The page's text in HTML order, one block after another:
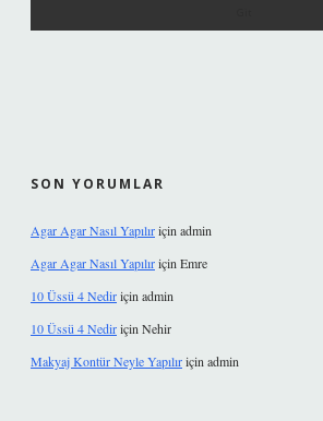
SON YORUMLAR
Agar Agar Nasıl Yapılıriçin admin
Agar Agar Nasıl Yapılıriçin Emre
10 Üssü 4 Nediriçin admin
10 Üssü 4 Nediriçin Nehir
Makyaj Kontür Neyle Yapılıriçin admin